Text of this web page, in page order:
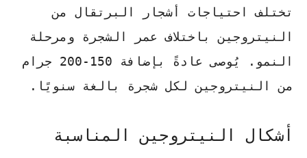
تختلف احتياجات أشجار البرتقال من
النيتروجين باختلاف عمر الشجرة ومرحلة
النمو. يُوصى عادةً بإضافة 150-200 جرام
من النيتروجين لكل شجرة بالغة سنويًا.
أشكال النيتروجين المناسبة